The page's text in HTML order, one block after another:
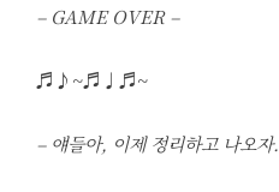
– GAME OVER –
♬♪~♬♩♬~
– 얘들아, 이제 정리하고 나오자.